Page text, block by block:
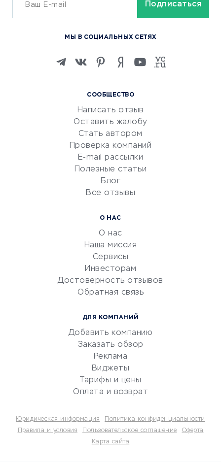
ОБУЧЕНИЕ И РАБОТА
Изучение иностранных
Маркетинг и продажи
Репетиторство
Красота и здоровье
Сервисы по поиску работы
Сетевой маркетинг
УСЛУГИ ДЛЯ БИЗНЕСА
документооборот
Юридические компании
Бухгалтерия онлайн
Потребительские кредиты
СООБЩЕСТВО
Написать отзыв
Оставить жалобу
Стать автором
Проверка компаний
E-mail рассылки
Полезные статьи
Блог
Все отзывы
О НАС
О нас
Наша миссия
Сервисы
Инвесторам
Достоверность отзывов
Обратная связь
ДЛЯ КОМПАНИЙ
Добавить компанию
Заказать обзор
Реклама
Виджеты
Тарифы и цены
Оплата и возврат
МЫ В СОЦИАЛЬНЫХ СЕТЯХ
Юридическая информация
Политика конфиденциальности
Правила и условия
Пользовательское соглашение
Оферта
Карта сайта